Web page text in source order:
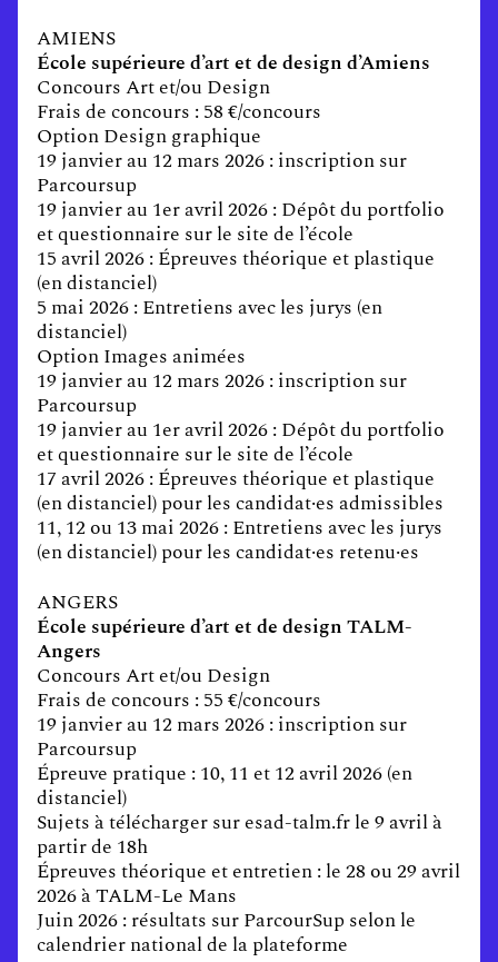
AMIENS
École supérieure d’art et de design d’Amiens
Concours Art et/ou Design
Frais de concours : 58 €/concours
Option Design graphique
19 janvier au 12 mars 2026 : inscription sur
Parcoursup
19 janvier au 1er avril 2026 : Dépôt du portfolio
et questionnaire sur le site de l’école
15 avril 2026 : Épreuves théorique et plastique
(en distanciel)
5 mai 2026 : Entretiens avec les jurys (en
distanciel)
Option Images animées
19 janvier au 12 mars 2026 : inscription sur
Parcoursup
19 janvier au 1er avril 2026 : Dépôt du portfolio
et questionnaire sur le site de l’école
17 avril 2026 : Épreuves théorique et plastique
(en distanciel) pour les candidat·es admissibles
11, 12 ou 13 mai 2026 : Entretiens avec les jurys
(en distanciel) pour les candidat·es retenu·es
ANGERS
École supérieure d’art et de design TALM-
Angers
Concours Art et/ou Design
Frais de concours : 55 €/concours
19 janvier au 12 mars 2026 : inscription sur
Parcoursup
Épreuve pratique : 10, 11 et 12 avril 2026 (en
distanciel)
Sujets à télécharger sur esad-talm.fr le 9 avril à
partir de 18h
Épreuves théorique et entretien : le 28 ou 29 avril
2026 à TALM-Le Mans
Juin 2026 : résultats sur ParcourSup selon le
calendrier national de la plateforme